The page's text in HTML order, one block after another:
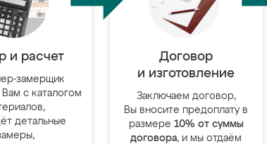
и расчет
замерщик
с каталогом
детальные
Договор
и изготовление
Заключаем договор,
Вы вносите предоплату в
размере 10% от суммы
договора, и мы отдаём